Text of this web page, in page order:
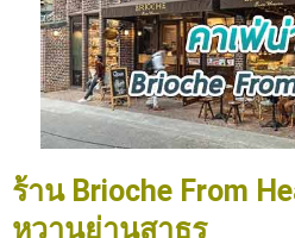
ร้าน Brioche From
หวานย่านสาธร